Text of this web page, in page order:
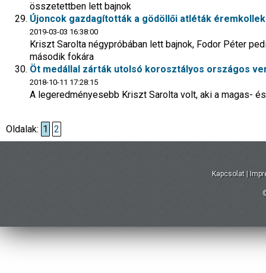
összetettben lett bajnok
Újoncok gazdagították a gödöllői atléták
2019-03-03 16:38:00
Kriszt Sarolta négypróbában lett bajnok, Fodor Péter
második fokára
Öt medállal zárták utolsó korosztályos országos
2018-10-11 17:28:15
A legeredményesebb Kriszt Sarolta volt, aki a magas-
Oldalak: 1 2
Kapcsolat |